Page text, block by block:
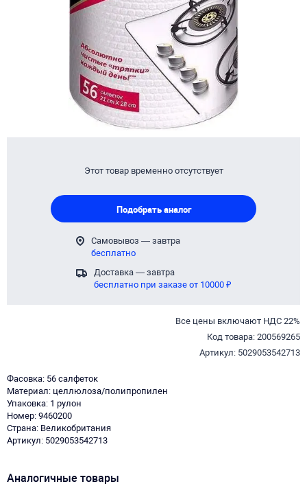
Этот товар временно отсутствует
Подобрать аналог
Самовывоз — завтра
бесплатно
Доставка — завтра
бесплатно при заказе от 10000 ₽
Все цены включают НДС 22%
Код товара: 200569265
Артикул: 5029053542713
Фасовка: 56 салфеток
Материал: целлюлоза/полипропилен
Упаковка: 1 рулон
Номер: 9460200
Страна: Великобритания
Артикул: 5029053542713
Аналогичные товары